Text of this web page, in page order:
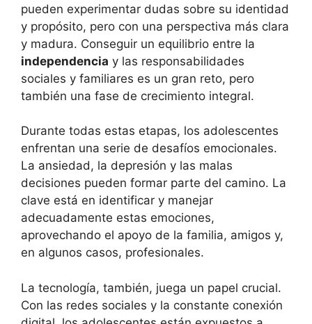
pueden experimentar dudas sobre su identidad
y propósito, pero con una perspectiva más clara
y madura. Conseguir un equilibrio entre la
independencia y las responsabilidades
sociales y familiares es un gran reto, pero
también una fase de crecimiento integral.
Durante todas estas etapas, los adolescentes
enfrentan una serie de desafíos emocionales.
La ansiedad, la depresión y las malas
decisiones pueden formar parte del camino. La
clave está en identificar y manejar
adecuadamente estas emociones,
aprovechando el apoyo de la familia, amigos y,
en algunos casos, profesionales.
La tecnología, también, juega un papel crucial.
Con las redes sociales y la constante conexión